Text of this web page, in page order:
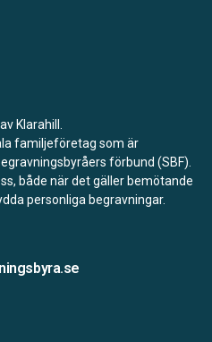
Klarahill.
familjeföretag som är
förbund (SBF).
både när det gäller bemötande
personliga begravningar.